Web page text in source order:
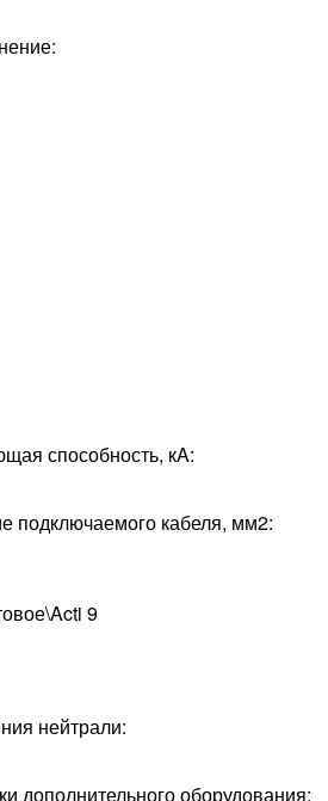
способность, кA:
подключаемого кабеля, мм2:
9
нейтрали:
дополнительного оборудования: